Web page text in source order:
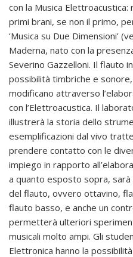
con la Musica
primi brani, se non il primo,
‘Musica su Due Dimensioni’
Maderna, nato con la
Severino Gazzelloni. Il flauto
possibilità timbriche e
modificano attraverso
con l’Elettroacustica. Il
illustrerà la storia dello
esemplificazioni dal vivo
prendere contatto con le
impiego in rapporto
a quanto esposto sopra,
del flauto, ovvero ottavino,
flauto basso, e anche un
permetterà ulteriori
musicali molto ampi. Gli
Elettronica hanno la